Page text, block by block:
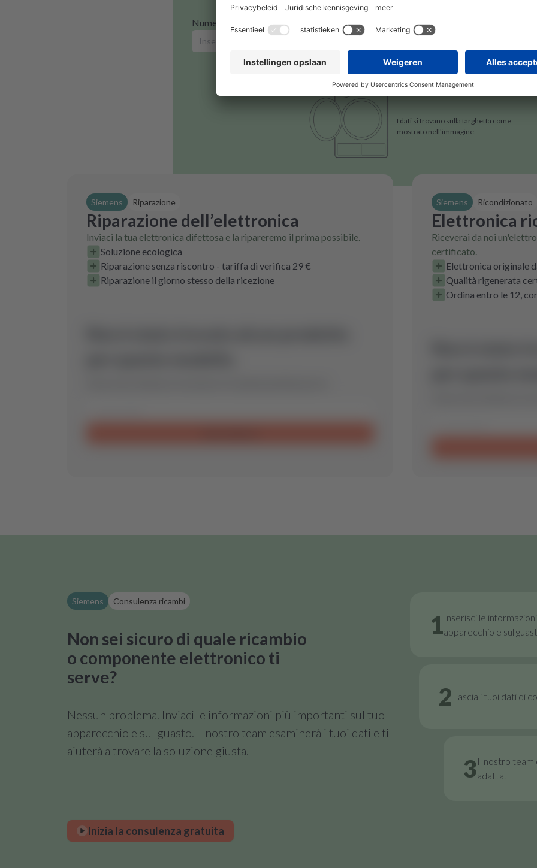
Numero modello
I dati si trovano sulla targhetta come
mostrato nell'immagine.
Siemens Riparazione
Riparazione dell’elettronica
Inviaci la tua elettronica difettosa e la ripareremo il prima possibile.
Soluzione ecologica
Riparazione senza riscontro - tariffa di verifica 29 €
Riparazione il giorno stesso della ricezione
Siemens Ricondizionato
Elettronica
Riceverai da noi
certificato.
Elettronica originale
Qualità rigenerata
Ordina entro le 12,
Siemens Consulenza ricambi
Non sei sicuro di quale ricambio
o componente elettronico ti
serve?
Nessun problema. Inviaci le informazioni più importanti sul tuo
apparecchio e sul guasto. Il nostro team esaminerà i tuoi dati e ti
aiuterà a trovare la soluzione giusta.
1Inserisci le
apparecchio e sul
2 Lascia i tuoi dati di
3 Il nostro team
adatta.
Inizia la consulenza gratuita